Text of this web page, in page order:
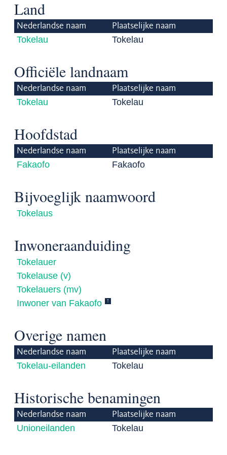
Land
Nederlandse naam Plaatselijke naam
Tokelau Tokelau
Officiële landnaam
Nederlandse naam Plaatselijke naam
Tokelau Tokelau
Hoofdstad
Nederlandse naam Plaatselijke naam
Fakaofo Fakaofo
Bijvoeglijk naamwoord
Tokelaus
Inwoneraanduiding
Tokelauer
Tokelause (v)
Tokelauers (mv)
Inwoner van Fakaofo
↑
Overige namen
Nederlandse naam Plaatselijke naam
Tokelau-eilanden Tokelau
Historische benamingen
Nederlandse naam Plaatselijke naam
Unioneilanden Tokelau